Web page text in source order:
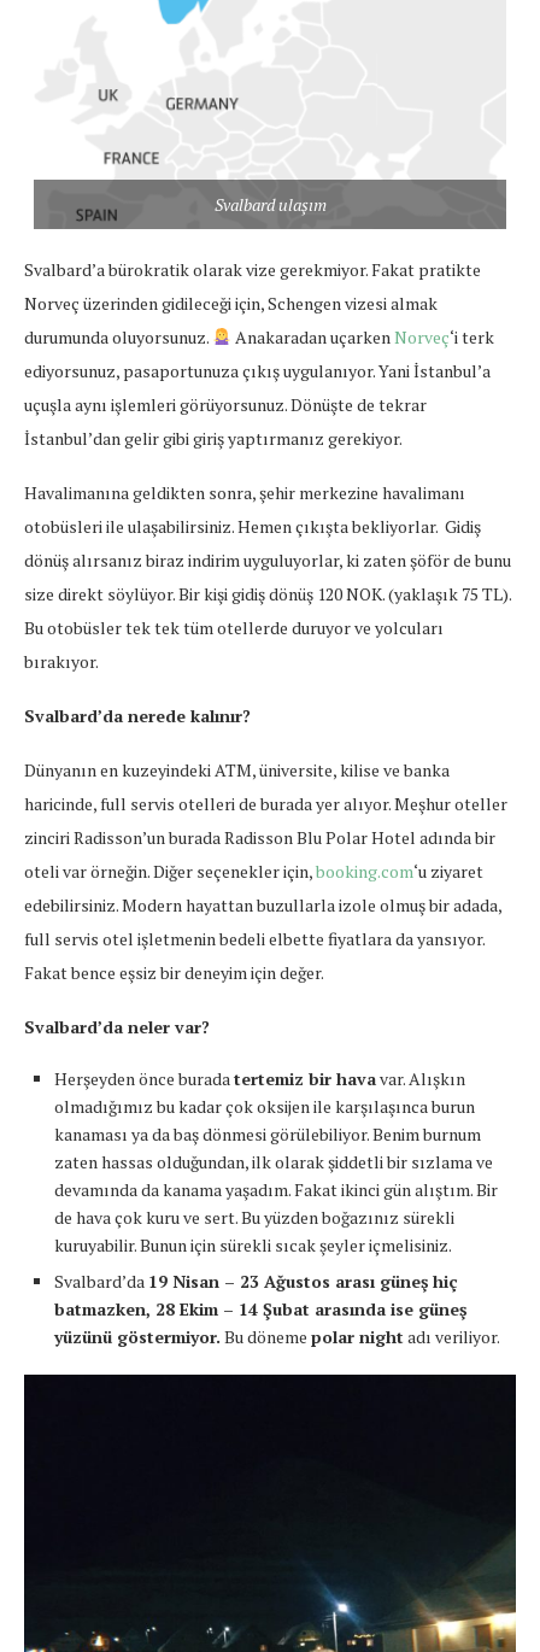
Svalbard ulaşım
Svalbard’a bürokratik olarak vize gerekmiyor. Fakat pratikte
Norveç üzerinden gidileceği için, Schengen vizesi almak
durumunda oluyorsunuz.
Anakaradan uçarkenNorveç‘i terk
ediyorsunuz, pasaportunuza çıkış uygulanıyor. Yani İstanbul’a
uçuşla aynı işlemleri görüyorsunuz. Dönüşte de tekrar
İstanbul’dan gelir gibi giriş yaptırmanız gerekiyor.
Havalimanına geldikten sonra, şehir merkezine havalimanı
otobüsleri ile ulaşabilirsiniz. Hemen çıkışta bekliyorlar. Gidiş
dönüş alırsanız biraz indirim uyguluyorlar, ki zaten şöför de bunu
size direkt söylüyor. Bir kişi gidiş dönüş 120 NOK. (yaklaşık 75 TL).
Bu otobüsler tek tek tüm otellerde duruyor ve yolcuları
bırakıyor.
Svalbard’da nerede kalınır?
Dünyanın en kuzeyindeki ATM, üniversite, kilise ve banka
haricinde, full servis otelleri de burada yer alıyor. Meşhur oteller
zinciri Radisson’un burada Radisson Blu Polar Hotel adında bir
oteli var örneğin. Diğer seçenekler için,booking.com‘u ziyaret
edebilirsiniz. Modern hayattan buzullarla izole olmuş bir adada,
full servis otel işletmenin bedeli elbette fiyatlara da yansıyor.
Fakat bence eşsiz bir deneyim için değer.
Svalbard’da neler var?
Herşeyden önce buradatertemiz bir havavar. Alışkın
olmadığımız bu kadar çok oksijen ile karşılaşınca burun
kanaması ya da baş dönmesi görülebiliyor. Benim burnum
zaten hassas olduğundan, ilk olarak şiddetli bir sızlama ve
devamında da kanama yaşadım. Fakat ikinci gün alıştım. Bir
de hava çok kuru ve sert. Bu yüzden boğazınız sürekli
kuruyabilir. Bunun için sürekli sıcak şeyler içmelisiniz.
Svalbard’da 19 Nisan – 23 Ağustos arası güneş hiç
batmazken, 28 Ekim – 14 Şubat arasında ise güneş
yüzünü göstermiyor. Bu döneme polar night adı veriliyor.